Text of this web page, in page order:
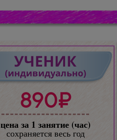
УЧЕНИК
(индивидуально)
890₽
цена за 1 занятие (час)
сохраняется весь год